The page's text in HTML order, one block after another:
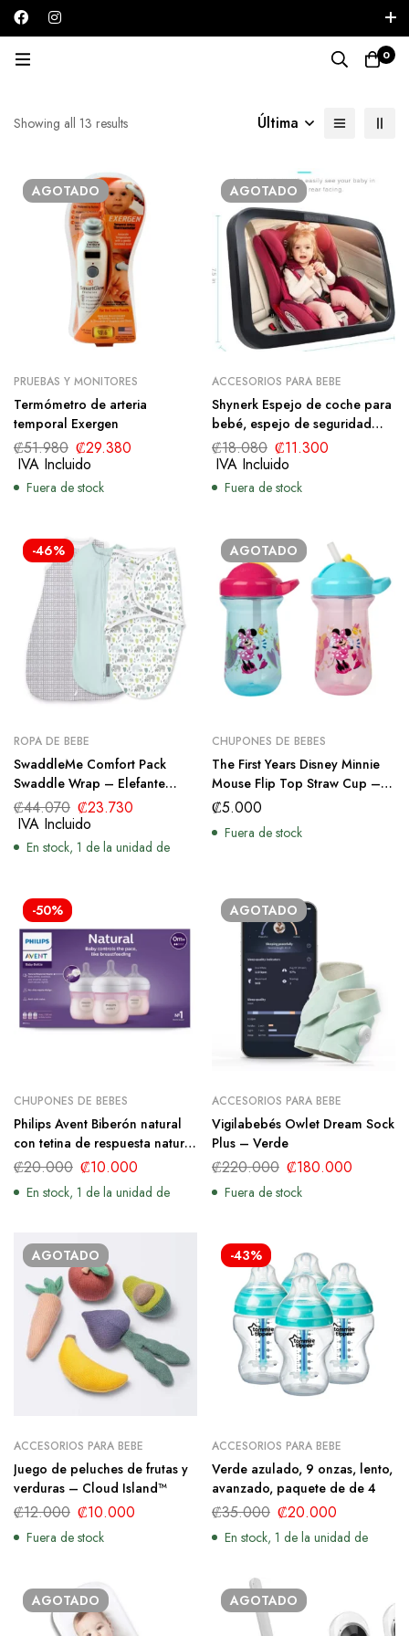
0
Showing all 13 results Última
AGOTADO
PRUEBAS Y MONITORES
Termómetro de arteria
temporal Exergen
₡51.980 ₡29.380
IVA Incluido
Fuera de stock
AGOTADO
ACCESORIOS PARA BEBE
Shynerk Espejo de coche para
bebé, espejo de seguridad
para asiento trasero infantil
con amplia vista cristalina,
inastillable, totalmente
₡18.080 ₡11.300
IVA Incluido
Fuera de stock
-46%
ROPA DE BEBE
SwaddleMe Comfort Pack
Swaddle Wrap – Elefante
bebé – 0-3 meses
₡44.070 ₡23.730
IVA Incluido
En stock, 1 de la unidad de
AGOTADO
CHUPONES DE BEBES
The First Years Disney Minnie
Mouse Flip Top Straw Cup –
2pk/ 9oz
₡5.000
Fuera de stock
-50%
CHUPONES DE BEBES
Philips Avent Biberón natural
con tetina de respuesta natural
– Rosa – 4 oz
₡20.000 ₡10.000
En stock, 1 de la unidad de
AGOTADO
ACCESORIOS PARA BEBE
Vigilabebés Owlet Dream Sock
Plus – Verde
₡220.000 ₡180.000
Fuera de stock
AGOTADO
ACCESORIOS PARA BEBE
Juego de peluches de frutas y
verduras – Cloud Island™
₡12.000 ₡10.000
Fuera de stock
-43%
ACCESORIOS PARA BEBE
Verde azulado, 9 onzas, lento,
avanzado, paquete de de 4
₡35.000 ₡20.000
En stock, 1 de la unidad de
AGOTADO AGOTADO